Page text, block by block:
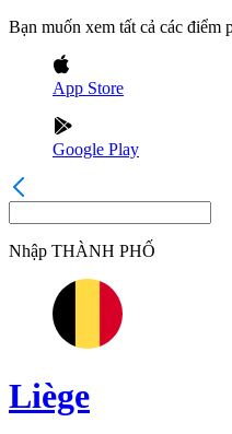
Bạn muốn xem tất cả các
App Store
Google Play
Nhập THÀNH PHỐ
Liège